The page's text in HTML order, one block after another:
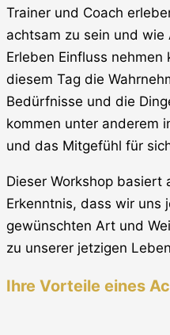
Trainer und Coach
achtsam zu sein und
Erleben Einfluss nehmen
diesem Tag die
Bedürfnisse und die
kommen unter anderem
und das Mitgefühl für
Dieser Workshop
Erkenntnis, dass wir uns
gewünschten Art und
zu unserer jetzigen
Ihre Vorteile eines